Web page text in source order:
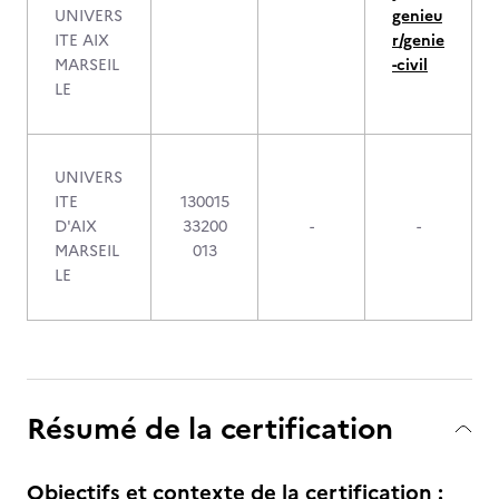
UNIVERS
ITE AIX
MARSEIL
LE
genieu
r/genie
-civil
UNIVERS
ITE
D'AIX
MARSEIL
LE
130015
33200
013
- -
Résumé de la certification